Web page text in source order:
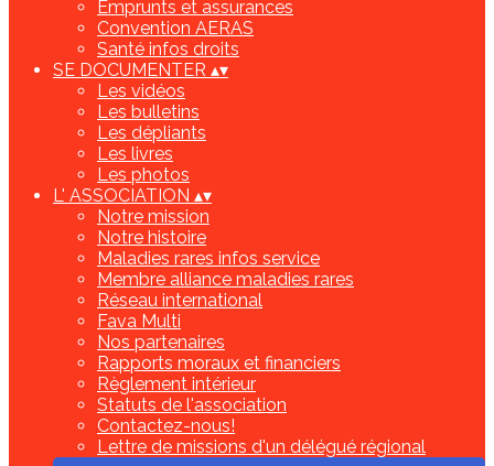
Emprunts et assurances
Convention AERAS
Santé infos droits
SE DOCUMENTER ▴▾
Les vidéos
Les bulletins
Les dépliants
Les livres
Les photos
L' ASSOCIATION ▴▾
Notre mission
Notre histoire
Maladies rares infos service
Membre alliance maladies rares
Réseau international
Fava Multi
Nos partenaires
Rapports moraux et financiers
Règlement intérieur
Statuts de l'association
Contactez-nous!
Lettre de missions d'un délégué régional